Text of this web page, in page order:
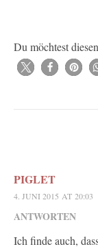
Du möchtest
PIGLET
4. JUNI 2015 AT 20:03
ANTWORTEN
Ich finde auch,